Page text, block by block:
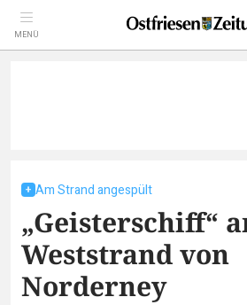
MENÜ
Am Strand angespült
„Geisterschiff“
Weststrand von
Norderney